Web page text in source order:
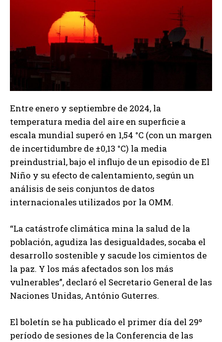
Entre enero y septiembre de 2024, la
temperatura media del aire en superficie a
escala mundial superó en 1,54 °C (con un margen
de incertidumbre de ±0,13 °C) la media
preindustrial, bajo el influjo de un episodio de El
Niño y su efecto de calentamiento, según un
análisis de seis conjuntos de datos
internacionales utilizados por la OMM.
“La catástrofe climática mina la salud de la
población, agudiza las desigualdades, socaba el
desarrollo sostenible y sacude los cimientos de
la paz. Y los más afectados son los más
vulnerables”, declaró el Secretario General de las
Naciones Unidas, António Guterres.
El boletín se ha publicado el primer día del 29º
período de sesiones de la Conferencia de las